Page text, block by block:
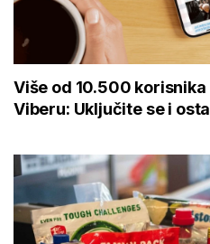
Više od 10.500
Viberu: Uključite se i